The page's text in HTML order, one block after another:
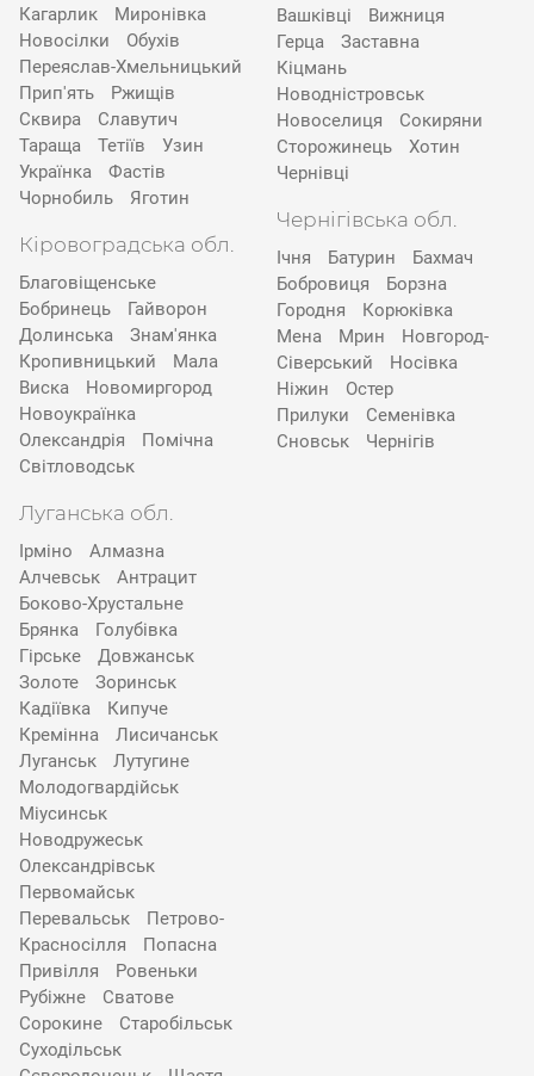
Кагарлик
Миронівка
Новосілки
Обухів
Переяслав-Хмельницький
Прип'ять
Ржищів
Сквира
Славутич
Тараща
Тетіїв
Узин
Українка
Фастів
Чорнобиль
Яготин
Кіровоградська обл.
Благовіщенське
Бобринець
Гайворон
Долинська
Знам'янка
Кропивницький
Мала
Виска
Новомиргород
Новоукраїнка
Олександрія
Помічна
Світловодськ
Луганська обл.
Ірміно
Алмазна
Алчевськ
Антрацит
Боково-Хрустальне
Брянка
Голубівка
Гірське
Довжанськ
Золоте
Зоринськ
Кадіївка
Кипуче
Кремінна
Лисичанськ
Луганськ
Лутугине
Молодогвардійськ
Міусинськ
Новодружеськ
Олександрівськ
Первомайськ
Перевальськ
Петрово-
Красносілля
Попасна
Привілля
Ровеньки
Рубіжне
Сватове
Сорокине
Старобільськ
Суходільськ
Вашківці
Вижниця
Герца
Заставна
Кіцмань
Новодністровськ
Новоселиця
Сокиряни
Сторожинець
Хотин
Чернівці
Чернігівська обл.
Ічня Батурин
Бахмач
Бобровиця
Борзна
Городня
Корюківка
Мена
Мрин
Новгород-
Сіверський
Носівка
Ніжин
Остер
Прилуки
Семенівка
Сновськ
Чернігів